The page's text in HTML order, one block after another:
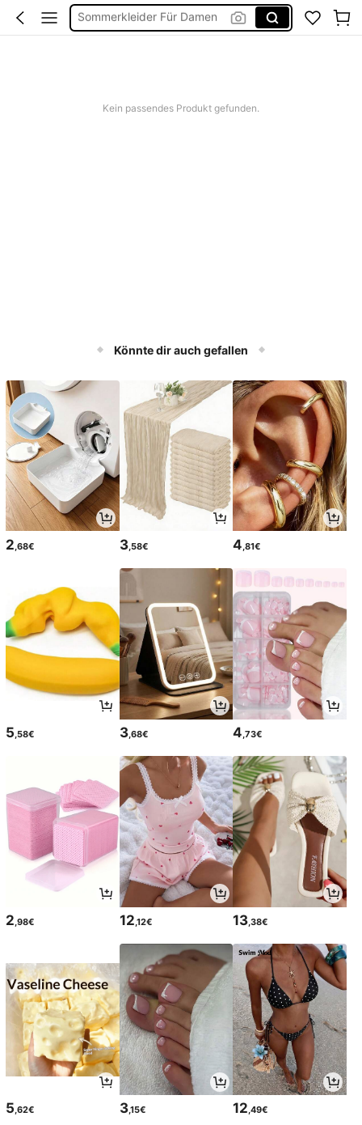
Bikini
Kein passendes Produkt gefunden.
Könnte dir auch gefallen
2 ,68€ 3,58€ 4 ,81€
5,58€ 3,68€ 4,73€
2,98€ 12,12€ 13,38€
5,62€ 3,15€ 12,49€